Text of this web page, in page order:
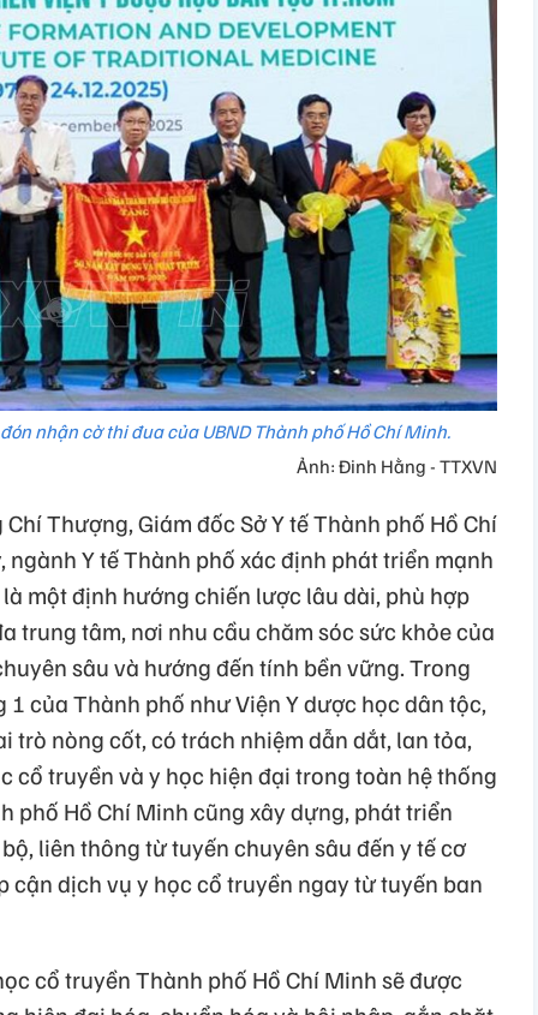
nhận cờ thi đua của UBND Thành phố Hồ Chí Minh.
Ảnh: Đinh Hằng - TTXVN
Thượng, Giám đốc Sở Y tế Thành phố Hồ Chí
Y tế Thành phố xác định phát triển mạnh
một định hướng chiến lược lâu dài, phù hợp
trung tâm, nơi nhu cầu chăm sóc sức khỏe của
sâu và hướng đến tính bền vững. Trong
của Thành phố như Viện Y dược học dân tộc,
trò nòng cốt, có trách nhiệm dẫn dắt, lan tỏa,
cổ truyền và y học hiện đại trong toàn hệ thống
phố Hồ Chí Minh cũng xây dựng, phát triển
liên thông từ tuyến chuyên sâu đến y tế cơ
cận dịch vụ y học cổ truyền ngay từ tuyến ban
cổ truyền Thành phố Hồ Chí Minh sẽ được